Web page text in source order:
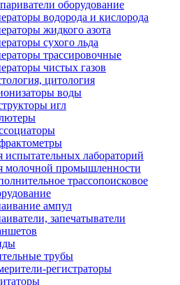
оборудование
водорода и кислорода
жидкого азота
сухого льда
трассировочные
чистых газов
цитология
воды
игл
испытательных лабораторий
молочной промышленности
трассопоисковое
ампул
запечатыватели
трубы
регистраторы